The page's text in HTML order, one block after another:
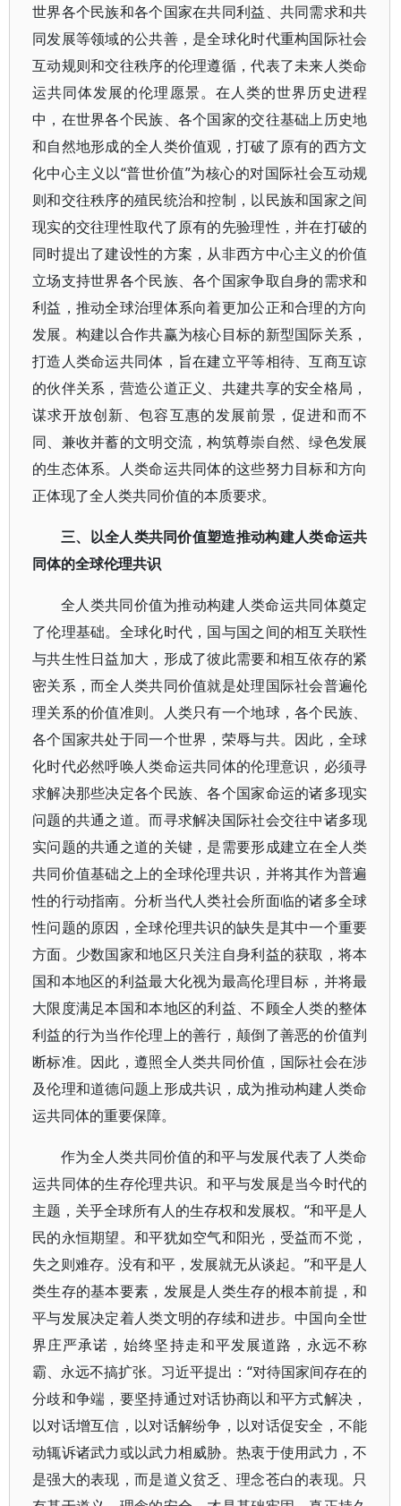
世界各个民族和各个国家在共同利益、共同需求和共
同发展等领域的公共善，是全球化时代重构国际社会
互动规则和交往秩序的伦理遵循，代表了未来人类命
运共同体发展的伦理愿景。在人类的世界历史进程
中，在世界各个民族、各个国家的交往基础上历史地
和自然地形成的全人类价值观，打破了原有的西方文
化中心主义以“普世价值”为核心的对国际社会互动规
则和交往秩序的殖民统治和控制，以民族和国家之间
现实的交往理性取代了原有的先验理性，并在打破的
同时提出了建设性的方案，从非西方中心主义的价值
立场支持世界各个民族、各个国家争取自身的需求和
利益，推动全球治理体系向着更加公正和合理的方向
发展。构建以合作共赢为核心目标的新型国际关系，
打造人类命运共同体，旨在建立平等相待、互商互谅
的伙伴关系，营造公道正义、共建共享的安全格局，
谋求开放创新、包容互惠的发展前景，促进和而不
同、兼收并蓄的文明交流，构筑尊崇自然、绿色发展
的生态体系。人类命运共同体的这些努力目标和方向
正体现了全人类共同价值的本质要求。
三、以全人类共同价值塑造推动构建人类命运共
同体的全球伦理共识
全人类共同价值为推动构建人类命运共同体奠定
了伦理基础。全球化时代，国与国之间的相互关联性
与共生性日益加大，形成了彼此需要和相互依存的紧
密关系，而全人类共同价值就是处理国际社会普遍伦
理关系的价值准则。人类只有一个地球，各个民族、
各个国家共处于同一个世界，荣辱与共。因此，全球
化时代必然呼唤人类命运共同体的伦理意识，必须寻
求解决那些决定各个民族、各个国家命运的诸多现实
问题的共通之道。而寻求解决国际社会交往中诸多现
实问题的共通之道的关键，是需要形成建立在全人类
共同价值基础之上的全球伦理共识，并将其作为普遍
性的行动指南。分析当代人类社会所面临的诸多全球
性问题的原因，全球伦理共识的缺失是其中一个重要
方面。少数国家和地区只关注自身利益的获取，将本
国和本地区的利益最大化视为最高伦理目标，并将最
大限度满足本国和本地区的利益、不顾全人类的整体
利益的行为当作伦理上的善行，颠倒了善恶的价值判
断标准。因此，遵照全人类共同价值，国际社会在涉
及伦理和道德问题上形成共识，成为推动构建人类命
运共同体的重要保障。
作为全人类共同价值的和平与发展代表了人类命
运共同体的生存伦理共识。和平与发展是当今时代的
主题，关乎全球所有人的生存权和发展权。“和平是人
民的永恒期望。和平犹如空气和阳光，受益而不觉，
失之则难存。没有和平，发展就无从谈起。”和平是人
类生存的基本要素，发展是人类生存的根本前提，和
平与发展决定着人类文明的存续和进步。中国向全世
界庄严承诺，始终坚持走和平发展道路，永远不称
霸、永远不搞扩张。习近平提出：“对待国家间存在的
分歧和争端，要坚持通过对话协商以和平方式解决，
以对话增互信，以对话解纷争，以对话促安全，不能
动辄诉诸武力或以武力相威胁。热衷于使用武力，不
是强大的表现，而是道义贫乏、理念苍白的表现。只